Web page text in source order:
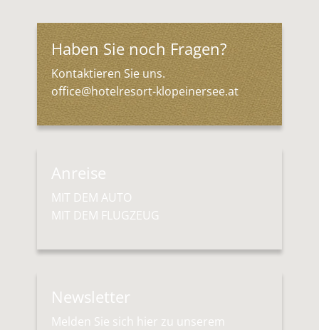
Haben Sie noch Fragen?
Kontaktieren Sie uns.
office@hotelresort-klopeinersee.at
Anreise
MIT DEM AUTO
MIT DEM FLUGZEUG
Newsletter
Melden Sie sich hier zu unserem